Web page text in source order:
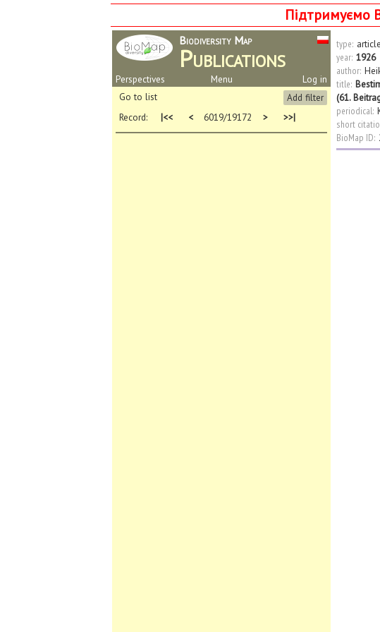
Підтримуємо
Biodiversity Map
Publications
Perspectives Log in
Menu
Add filter
Go to list
Record:
|<< < 6019/19172 > >>|
type: article
year: 1926
author:
title:
(61.
periodical:
short
BioMap ID: